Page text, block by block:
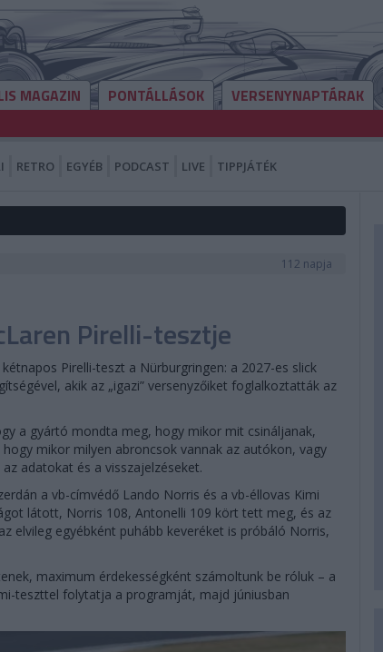
MAGAZIN PONTÁLLÁSOK VERSENYNAPTÁRAK
RETRO EGYÉB PODCAST LIVE TIPPJÁTÉK
112 napja
Pirelli-tesztje
Pirelli-teszt a Nürburgringen: a 2027-es slick
akik az „igazi” versenyzőiket foglalkoztatták az
a gyártó mondta meg, hogy mikor mit csináljanak,
mikor milyen abroncsok vannak az autókon, vagy
adatokat és a visszajelzéseket.
a vb-címvédő Lando Norris és a vb-éllovas Kimi
látott, Norris 108, Antonelli 109 kört tett meg, és az
elvileg egyébként puhább keveréket is próbáló Norris,
maximum érdekességként számoltunk be róluk – a
teszttel folytatja a programját, majd júniusban